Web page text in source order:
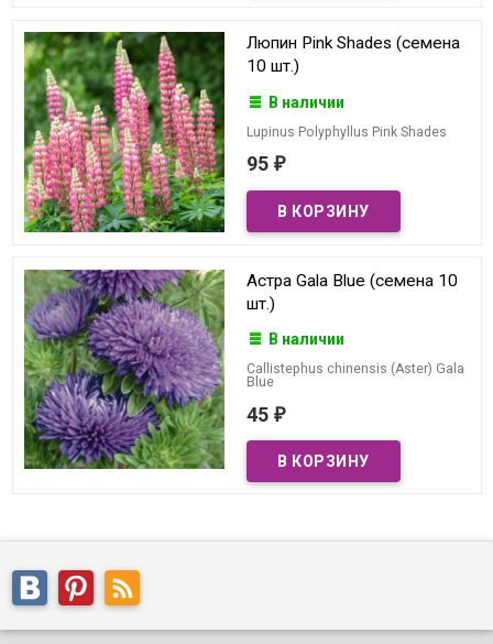
Люпин Pink Shades (семена
10 шт.)
В наличии
Lupinus Polyphyllus Pink Shades
95 ₽
Астра Gala Blue (семена 10
шт.)
В наличии
Callistephus chinensis (Aster) Gala
Blue
45 ₽